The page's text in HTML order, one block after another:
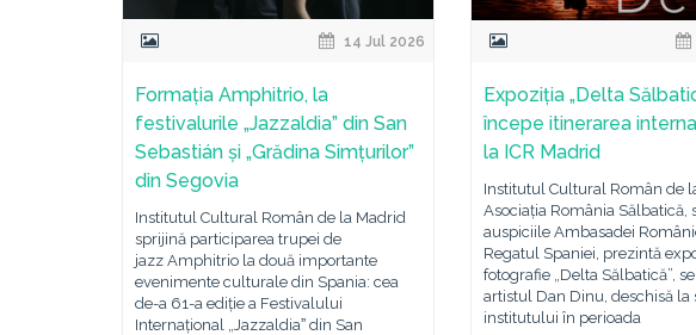
14 Jul 2026
Formația Amphitrio, la
festivalurile „Jazzaldia” din San
Sebastián și „Grădina Simțurilor”
din Segovia
Institutul Cultural Român de la Madrid
sprijină participarea trupei de
jazz Amphitrio la două importante
evenimente culturale din Spania: cea
de-a 61-a ediție a Festivalului
Internațional „Jazzaldiaˮ din San
Expoziția „Delta
începe itinerarea
la ICR Madrid
Institutul Cultural Român de
Asociația România Sălbatică,
auspiciile Ambasadei
Regatul Spaniei, prezintă
fotografie „Delta Sălbatică”,
artistul Dan Dinu, deschisă la
institutului în perioada